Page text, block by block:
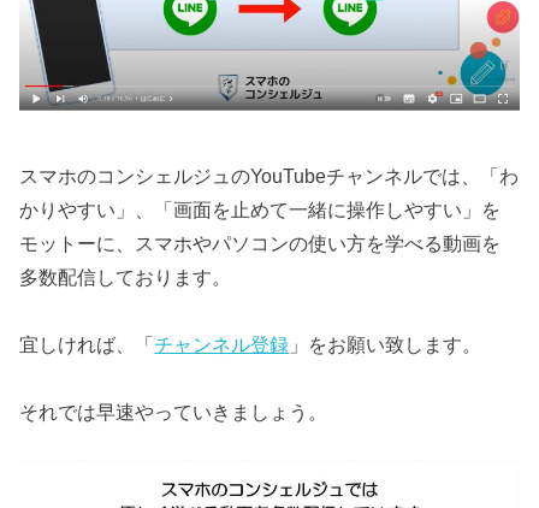
スマホのコンシェルジュのYouTubeチャンネルでは、「わ
かりやすい」、「画面を止めて一緒に操作しやすい」を
モットーに、スマホやパソコンの使い方を学べる動画を
多数配信しております。
宜しければ、「チャンネル登録 」をお願い致します。
それでは早速やっていきましょう。